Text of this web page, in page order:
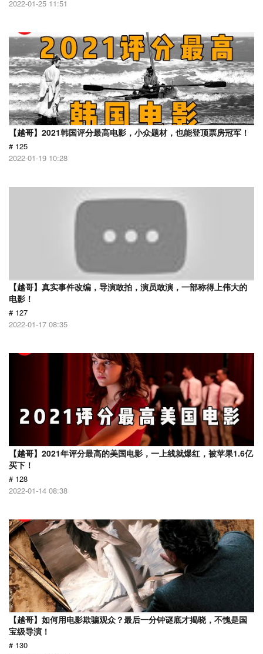
2022-01-25 11:51
【越哥】2021韩国评分最高电影，小众题材，也能登顶票房冠军！
# 125
2022-01-19 10:28
【越哥】真实事件改编，导演敢拍，演员敢演，一部称得上伟大的
电影！
# 127
2022-01-17 08:35
【越哥】2021年评分最高的美国电影，一上线就爆红，被苹果1.6亿
买下！
# 128
2022-01-14 08:38
【越哥】如何用电影欺骗观众？最后一分钟谜底才揭晓，不愧是国
宝级导演！
# 130